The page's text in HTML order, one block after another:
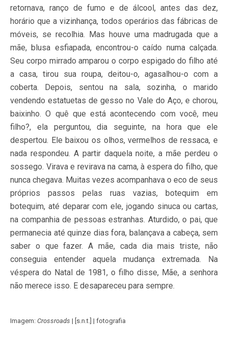
retornava, ranço de fumo e de álcool, antes das dez,
horário que a vizinhança, todos operários das fábricas de
móveis, se recolhia. Mas houve uma madrugada que a
mãe, blusa esfiapada, encontrou-o caído numa calçada.
Seu corpo mirrado amparou o corpo espigado do filho até
a casa, tirou sua roupa, deitou-o, agasalhou-o com a
coberta. Depois, sentou na sala, sozinha, o marido
vendendo estatuetas de gesso no Vale do Aço, e chorou,
baixinho. O quê que está acontecendo com você, meu
filho?, ela perguntou, dia seguinte, na hora que ele
despertou. Ele baixou os olhos, vermelhos de ressaca, e
nada respondeu. A partir daquela noite, a mãe perdeu o
sossego. Virava e revirava na cama, à espera do filho, que
nunca chegava. Muitas vezes acompanhava o eco de seus
próprios passos pelas ruas vazias, botequim em
botequim, até deparar com ele, jogando sinuca ou cartas,
na companhia de pessoas estranhas. Aturdido, o pai, que
permanecia até quinze dias fora, balançava a cabeça, sem
saber o que fazer. A mãe, cada dia mais triste, não
conseguia entender aquela mudança extremada. Na
véspera do Natal de 1981, o filho disse, Mãe, a senhora
não merece isso. E desapareceu para sempre.
Imagem: Crossroads | [s.n.t.] | fotografia